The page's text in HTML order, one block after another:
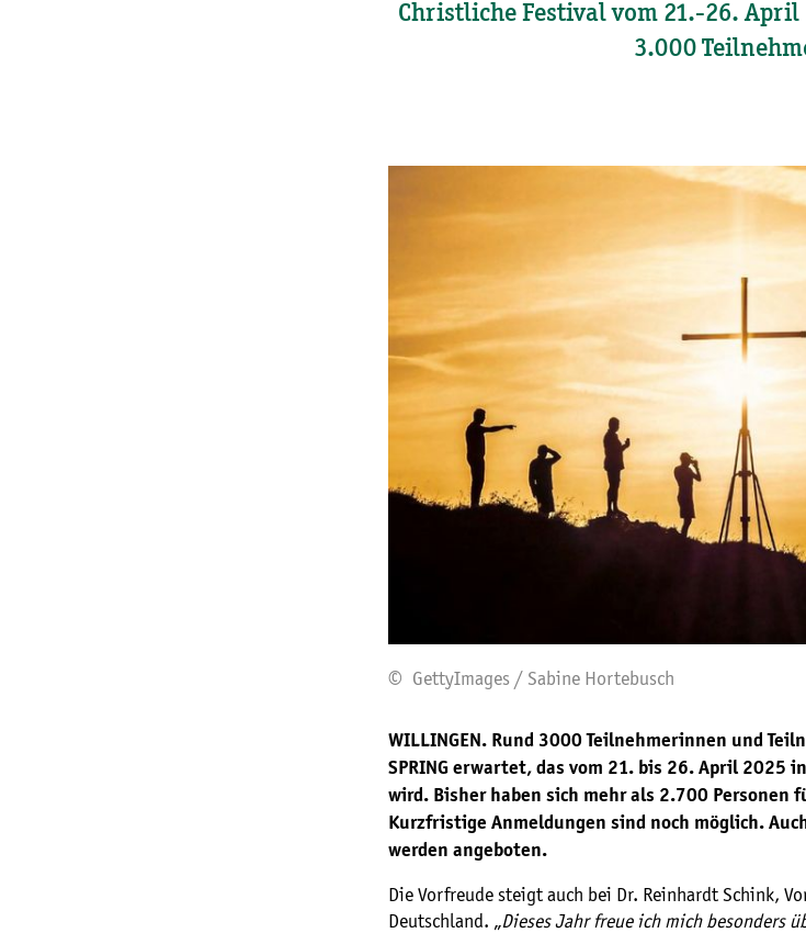
Christliche Festival vom 21.-26.
3.000
© GettyImages / Sabine Hortebusch
WILLINGEN. Rund 3000 Teilnehmerinnen und
SPRING erwartet, das vom 21. bis 26. April
wird. Bisher haben sich mehr als 2.700 Personen
Kurzfristige Anmeldungen sind noch möglich.
werden angeboten.
Die Vorfreude steigt auch bei Dr. Reinhardt Schink,
Deutschland. „Dieses Jahr freue ich mich besonders